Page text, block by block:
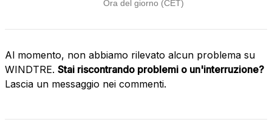
Al momento, non abbiamo rilevato alcun problema su
WINDTRE. Stai riscontrando problemi o un'interruzione?
Lascia un messaggio nei commenti.